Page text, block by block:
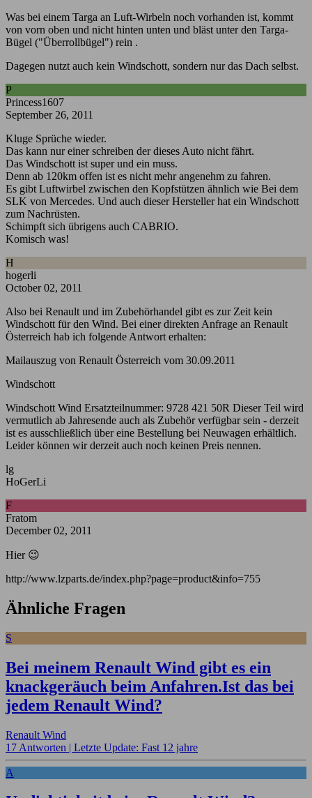
Was bei einem Targa an Luft-Wirbeln noch vorhanden ist, kommt
von vorn oben und nicht hinten unten und bläst unter den Targa-
Bügel ("Überrollbügel") rein .
Dagegen nutzt auch kein Windschott, sondern nur das Dach selbst.
P
Princess1607
September 26, 2011
Kluge Sprüche wieder.
Das kann nur einer schreiben der dieses Auto nicht fährt.
Das Windschott ist super und ein muss.
Denn ab 120km offen ist es nicht mehr angenehm zu fahren.
Es gibt Luftwirbel zwischen den Kopfstützen ähnlich wie Bei dem
SLK von Mercedes. Und auch dieser Hersteller hat ein Windschott
zum Nachrüsten.
Schimpft sich übrigens auch CABRIO.
Komisch was!
H
hogerli
October 02, 2011
Also bei Renault und im Zubehörhandel gibt es zur Zeit kein
Windschott für den Wind. Bei einer direkten Anfrage an Renault
Österreich hab ich folgende Antwort erhalten:
Mailauszug von Renault Österreich vom 30.09.2011
Windschott
Windschott Wind Ersatzteilnummer: 9728 421 50R Dieser Teil wird
vermutlich ab Jahresende auch als Zubehör verfügbar sein - derzeit
ist es ausschließlich über eine Bestellung bei Neuwagen erhältlich.
Leider können wir derzeit auch noch keinen Preis nennen.
lg
HoGerLi
F
Fratom
December 02, 2011
Hier 😉
http://www.lzparts.de/index.php?page=product&info=755
Ähnliche Fragen
S
Bei meinem Renault Wind gibt es ein
knackgeräuch beim Anfahren.Ist das bei
jedem Renault Wind?
Renault Wind
17 Antworten | Letzte Update: Fast 12 jahre
A